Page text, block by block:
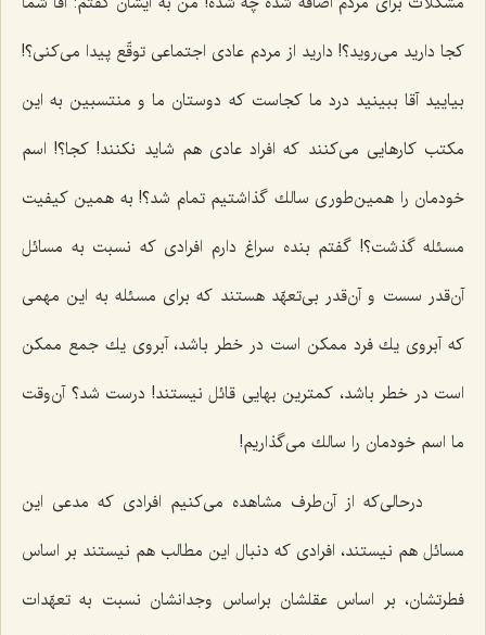
كجا دارید می‌روید؟! دارید از مردم عادی اجتماعی توقّع پیدا می‌كنی؟!
بیایید آقا ببینید درد ما كجاست كه دوستان ما و منتسبین به این
مكتب كارهایی می‌كنند كه افراد عادی هم شاید نكنند! كجا؟! اسم
خودمان را همین‌طوری سالك گذاشتیم تمام شد؟! به همین كیفیت
مسئله گذشت؟! گفتم بنده سراغ دارم افرادی كه نسبت به مسائل
آن‌قدر سست و آن‌قدر بی‌تعهّد هستند كه برای مسئله به این مهمی
كه آبروی یك فرد ممكن است در خطر باشد، آبروی یك جمع ممكن
است در خطر باشد، كمترین بهایی قائل نیستند! درست شد؟ آن‌وقت
ما اسم خودمان را سالك می‌گذاریم!
درحالی‌كه از آن‌طرف مشاهده می‌كنیم افرادی كه مدعی این
مسائل هم نیستند، افرادی كه دنبال این مطالب هم نیستند بر اساس
فطرتشان، بر اساس عقلشان براساس وجدانشان نسبت به تعهّدات